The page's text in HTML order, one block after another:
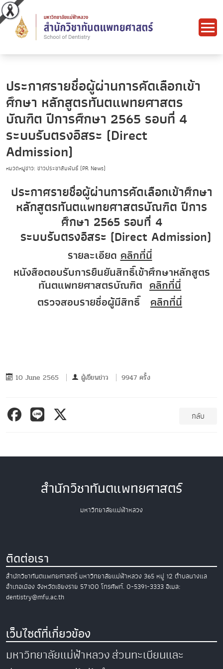
ประกาศรายชื่อผู้ผ่านการคัดเลือกเข้า
ศึกษา หลักสูตรทันตแพทยศาสตร
บัณฑิต ปีการศึกษา 2565 รอบที่ 4
ระบบรับตรงอิสระ (Direct
Admission)
หมวดหมู่ข่าว: ข่าวประชาสัมพันธ์ (PR News)
ประกาศรายชื่อผู้ผ่านการคัดเลือกเข้าศึกษา
หลักสูตรทันตแพทยศาสตรบัณฑิต ปีการ
ศึกษา 2565 รอบที่ 4
ระบบรับตรงอิสระ (Direct Admission)
รายละเอียดคลิกที่นี่
หนังสือตอบรับการยืนยันสิทธิ์เข้าศึกษาหลักสูตร
ทันตแพทยศาสตรบัณฑิต คลิกที่นี่
ตรวจสอบรายชื่อผู้มีสิทธิ์ คลิกที่นี่
10 June 2565 ผู้เขียนข่าว 9947 ครั้ง
กลับ
สำนักวิชาทันตแพทยศาสตร์
มหาวิทยาลัยแม่ฟ้าหลวง
ติดต่อเรา
สำนักวิชาทันตแพทยศาสตร์ มหาวิทยาลัยแม่ฟ้าหลวง 365 หมู่ 12 ตำบลนางแล
อำเภอเมือง จังหวัดเชียงราย 57100 โทรศัพท์. 0-5391-3333อีเมล:
dentistry@mfu.ac.th
เว็บไซต์ที่เกี่ยวข้อง
มหาวิทยาลัยแม่ฟ้าหลวงส่วนทะเบียนและ